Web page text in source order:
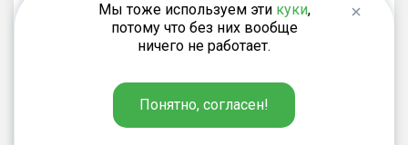
Учебные пособия к УМК Лутцевой Е.А.
издательства «Вако»
пособия, которые дополнят УМК Лутцевой Е.А. и сделают
уроки технологии разнообразными и интересными. Тетради
для творческих работ и проектов с пошаговым описанием,
Мы тоже используем эти куки,
потому что без них вообще
ничего не работает.
Понятно, согласен!